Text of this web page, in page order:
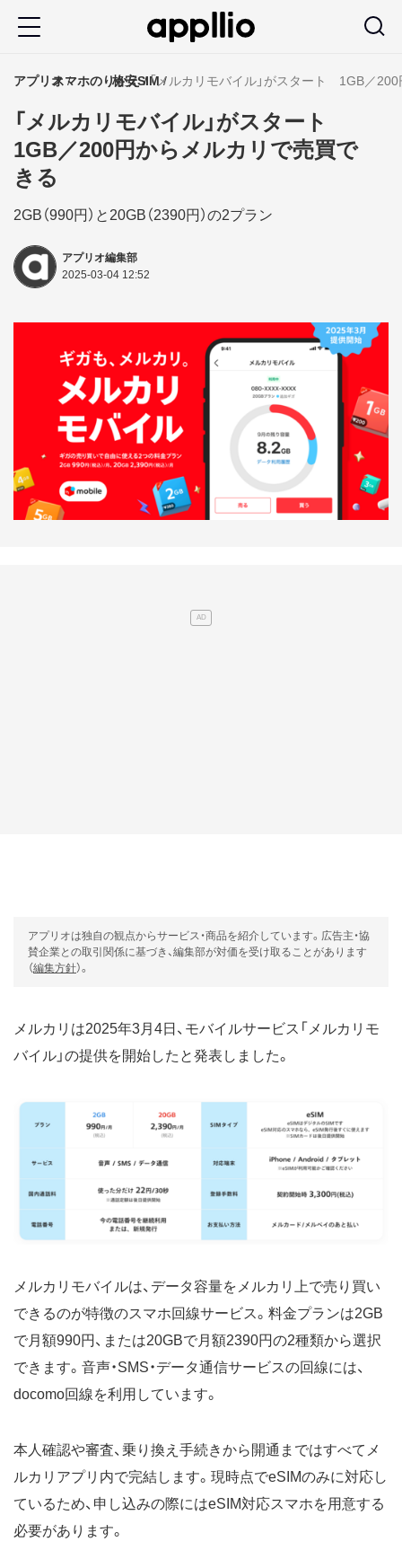
移
アプリオスマホのりかえ
格安SIM「メルカリモバイル」がスタート 1GB／
「メルカリモバイル」がスタート
1GB／200円からメルカリで売買で
きる
2GB（990円）と20GB（2390円）の2プラン
アプリオ編集部
2025-03-04 12:52
アプリオは独自の観点からサービス・商品を紹介しています。広告主・協
賛企業との取引関係に基づき、編集部が対価を受け取ることがあります
（編集方針）。
メルカリは2025年3月4日、モバイルサービス「メルカリモ
バイル」の提供を開始したと発表しました。
メルカリモバイルは、データ容量をメルカリ上で売り買い
できるのが特徴のスマホ回線サービス。料金プランは2GB
で月額990円、または20GBで月額2390円の2種類から選択
できます。音声・SMS・データ通信サービスの回線には、
docomo回線を利用しています。
本人確認や審査、乗り換え手続きから開通まではすべてメ
ルカリアプリ内で完結します。現時点でeSIMのみに対応し
ているため、申し込みの際にはeSIM対応スマホを用意する
必要があります。